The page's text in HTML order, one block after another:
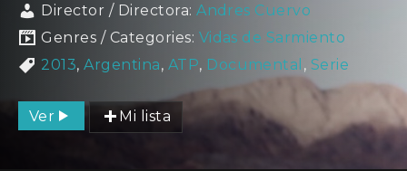
Director / Directora: Andres Cuervo
Genres / Categories: Vidas de Sarmiento
2013,Argentina, ATP, Documental , Serie
Ver Mi lista